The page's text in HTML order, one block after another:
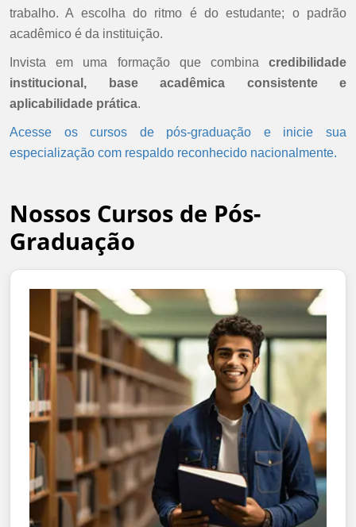
trabalho. A escolha do ritmo é do estudante; o padrão
acadêmico é da instituição.
Invista em uma formação que combina credibilidade
institucional, base acadêmica consistente e
aplicabilidade prática.
Acesse os cursos de pós-graduação e inicie sua
especialização com respaldo reconhecido nacionalmente.
Nossos Cursos de Pós-
Graduação